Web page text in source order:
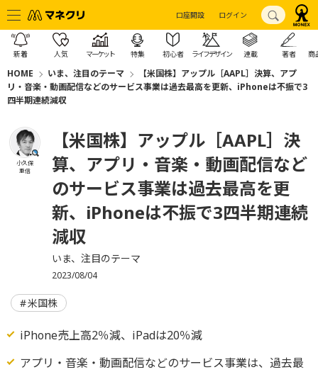
口座開設 ログイン
新着 人気 マーケット 特集 初心者 ライフデザイン 連載 著者 商
HOME いま、注目のテーマ
【米国株】アップル［AAPL］決算、アプ
リ・音楽・動画配信などのサービス事業は過去最高を更新、iPhoneは不振で3
四半期連続減収
小久保
重信
【米国株】アップル［AAPL］決
算、アプリ・音楽・動画配信など
のサービス事業は過去最高を更
新、iPhoneは不振で3四半期連続
減収
いま、注目のテーマ
2023/08/04
米国株
iPhone売上高2％減、iPadは20％減
アプリ・音楽・動画配信などのサービス事業は、過去最